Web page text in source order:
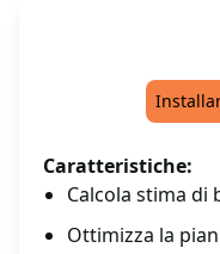
Caratteristiche:
Calcola stima
Ottimizza la